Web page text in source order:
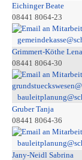
Eichinger Beate
08441 8064-23
Grimmert-Köthe Lena
08441 8064-30
Gruber Tanja
08441 8064-36
Jany-Neidl Sabrina